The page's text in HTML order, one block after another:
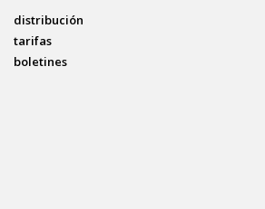
distribución
tarifas
boletines